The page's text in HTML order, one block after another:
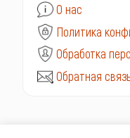
О нас
Политика
Обработка
Обратная